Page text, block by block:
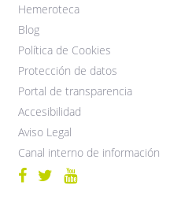
Hemeroteca
Blog
Política de Cookies
Protección de datos
Portal de transparencia
Accesibilidad
Aviso Legal
Canal interno de información